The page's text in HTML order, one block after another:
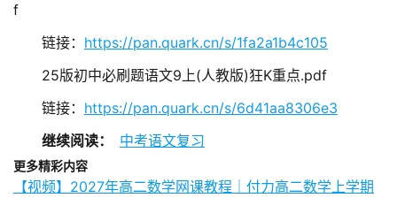
f
链接： https://pan.quark.cn/s/1fa2a1b4c105
25版初中必刷题语文9上(人教版)狂K重点.pdf
链接： https://pan.quark.cn/s/6d41aa8306e3
继续阅读：
中考语文复习
更多精彩内容
【视频】2027年高二数学网课教程｜付力高二数学上学期